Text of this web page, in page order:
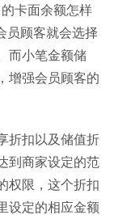
卡面余额怎样
员顾客就会选择
而小笔金额储
增强会员顾客的
折扣以及储值折
到商家设定的范
权限，这个折扣
设定的相应金额